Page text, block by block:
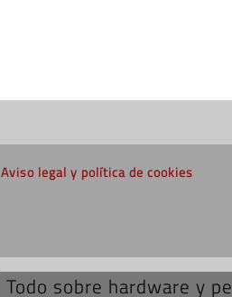
Aviso legal y política de cookies
Todo sobre hardware y